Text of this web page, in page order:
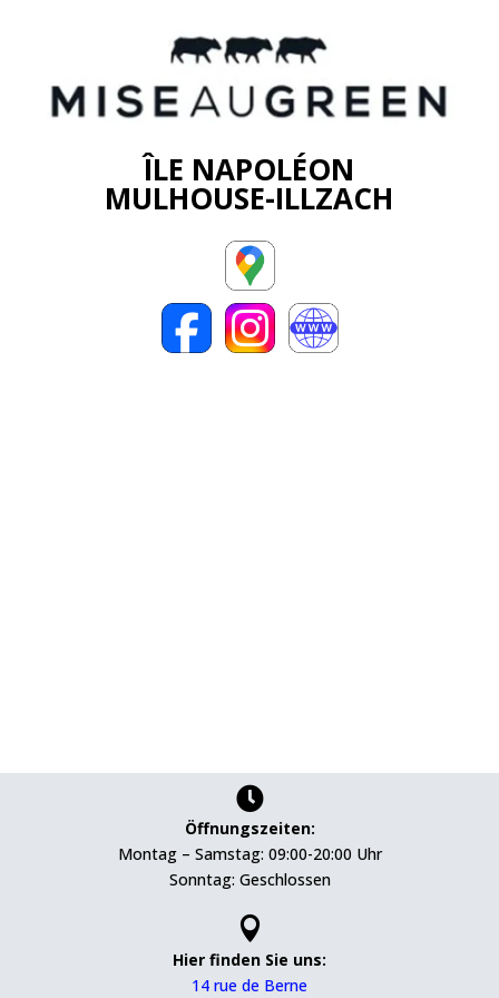
ÎLE NAPOLÉON
MULHOUSE-ILLZACH

Öffnungszeiten:
Montag – Samstag: 09:00-20:00 Uhr
Sonntag: Geschlossen

Hier finden Sie uns:
14 rue de Berne